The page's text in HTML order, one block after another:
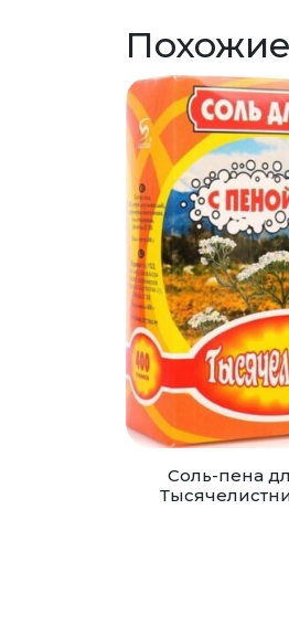
Похожие
Соль-пена